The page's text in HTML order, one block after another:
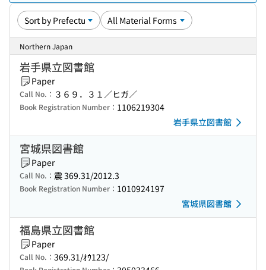
Northern Japan
岩手県立図書館
Paper
Call No.： ３６９．３１／ヒガ／
Book Registration Number： 1106219304
岩手県立図書館
宮城県図書館
Paper
Call No.： 震 369.31/2012.3
Book Registration Number： 1010924197
宮城県図書館
福島県立図書館
Paper
Call No.： 369.31/ｵｳ123/